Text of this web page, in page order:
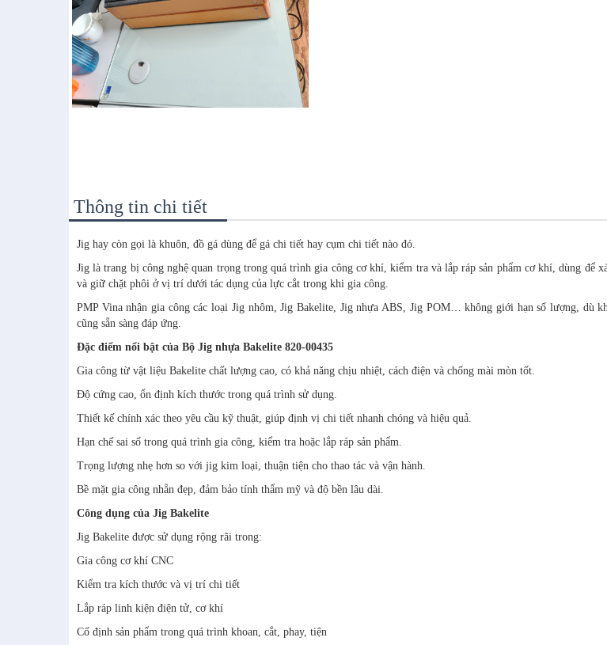
Thông tin chi tiết
Jig hay còn gọi là khuôn, đồ gá dùng để gá chi tiết hay cụm chi tiết nào đó.
Jig là trang bị công nghệ quan trọng trong quá trình gia công cơ khí, kiểm tra và lắp ráp sản phẩm cơ khí, dùng để
và giữ chặt phôi ở vị trí dưới tác dụng của lực cắt trong khi gia công.
PMP Vina nhận gia công các loại Jig nhôm, Jig Bakelite, Jig nhựa ABS, Jig POM… không giới hạn số lượng, dù
cũng sẵn sàng đáp ứng.
Đặc điểm nổi bật của Bộ Jig nhựa Bakelite 820-00435
Gia công từ vật liệu Bakelite chất lượng cao, có khả năng chịu nhiệt, cách điện và chống mài mòn tốt.
Độ cứng cao, ổn định kích thước trong quá trình sử dụng.
Thiết kế chính xác theo yêu cầu kỹ thuật, giúp định vị chi tiết nhanh chóng và hiệu quả.
Hạn chế sai số trong quá trình gia công, kiểm tra hoặc lắp ráp sản phẩm.
Trọng lượng nhẹ hơn so với jig kim loại, thuận tiện cho thao tác và vận hành.
Bề mặt gia công nhẵn đẹp, đảm bảo tính thẩm mỹ và độ bền lâu dài.
Công dụng của Jig Bakelite
Jig Bakelite được sử dụng rộng rãi trong:
Gia công cơ khí CNC
Kiểm tra kích thước và vị trí chi tiết
Lắp ráp linh kiện điện tử, cơ khí
Cố định sản phẩm trong quá trình khoan, cắt, phay, tiện